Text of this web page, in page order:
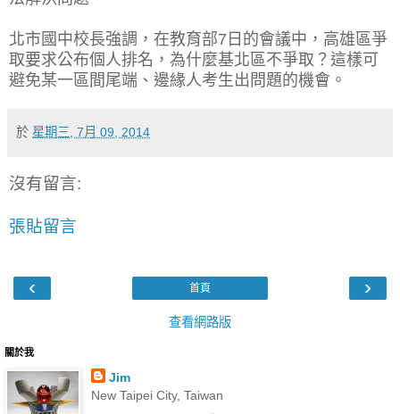
北市國中校長強調，在教育部7日的會議中，高雄區爭
取要求公布個人排名，為什麼基北區不爭取？這樣可
避免某一區間尾端、邊緣人考生出問題的機會。
於 星期三, 7月 09, 2014
沒有留言:
張貼留言
‹ ›
首頁
查看網路版
關於我
Jim
New Taipei City, Taiwan